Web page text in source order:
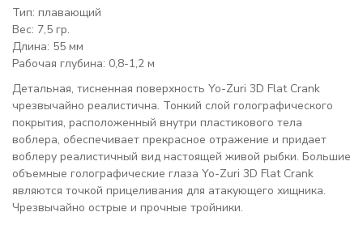
Тип: плавающий
Вес: 7,5 гр.
Длина: 55 мм
Рабочая глубина: 0,8-1,2 м
Детальная, тисненная поверхность Yo-Zuri 3D Flat Crank
чрезвычайно реалистична. Тонкий слой голографического
покрытия, расположенный внутри пластикового тела
воблера, обеспечивает прекрасное отражение и придает
воблеру реалистичный вид настоящей живой рыбки. Большие
объемные голографические глаза Yo-Zuri 3D Flat Crank
являются точкой прицеливания для атакующего хищника.
Чрезвычайно острые и прочные тройники.